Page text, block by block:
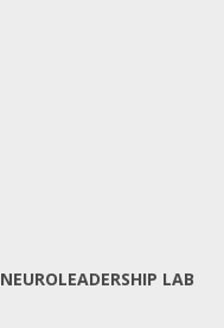
NEUROLEADERSHIP LAB